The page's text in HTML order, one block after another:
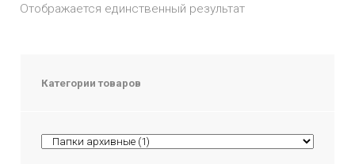
Отображается единственный результат
Категории товаров